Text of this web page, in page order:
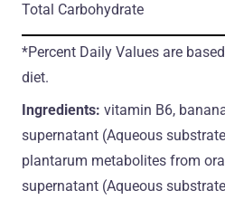
Total Carbohydrate
*Percent Daily Values are
diet.
Ingredients: vitamin B6,
supernatant (Aqueous
plantarum metabolites from
supernatant (Aqueous